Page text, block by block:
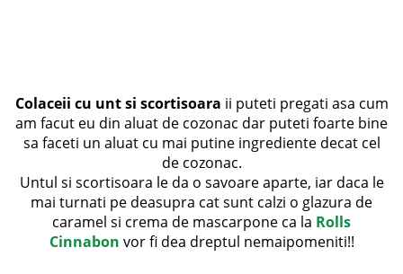
Colaceii cu unt si scortisoara ii puteti pregati asa cum
am facut eu din aluat de cozonac dar puteti foarte bine
sa faceti un aluat cu mai putine ingrediente decat cel
de cozonac.
Untul si scortisoara le da o savoare aparte, iar daca le
mai turnati pe deasupra cat sunt calzi o glazura de
caramel si crema de mascarpone ca la Rolls
Cinnabon vor fi dea dreptul nemaipomeniti!!